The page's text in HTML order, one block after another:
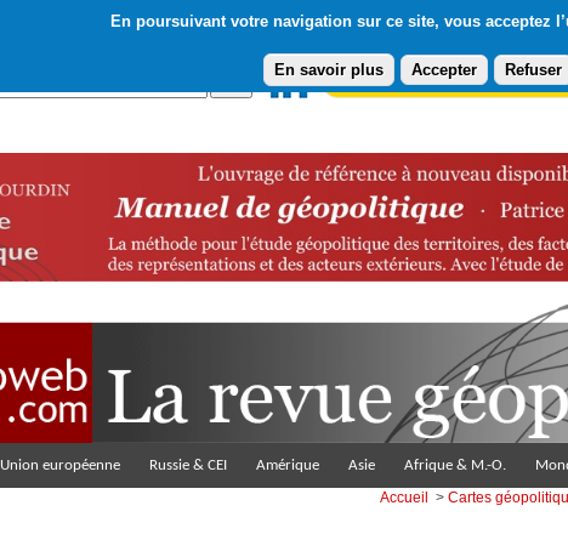
En poursuivant votre navigation sur ce site, vous acceptez
En savoir plus Accepter Refuser
Abonnement gratuit à la Lettre
Union européenne Russie & CEI Amérique Asie Afrique & M.-O.
Accueil >Cartes